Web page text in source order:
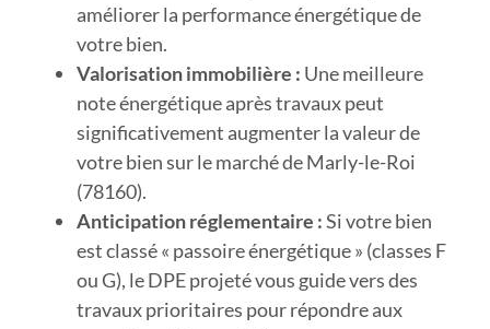
améliorer la performance énergétique de
votre bien.
Valorisation immobilière : Une meilleure
note énergétique après travaux peut
significativement augmenter la valeur de
votre bien sur le marché de Marly-le-Roi
(78160).
Anticipation réglementaire :Si votre bien
est classé « passoire énergétique » (classes F
ou G), le DPE projeté vous guide vers des
travaux prioritaires pour répondre aux